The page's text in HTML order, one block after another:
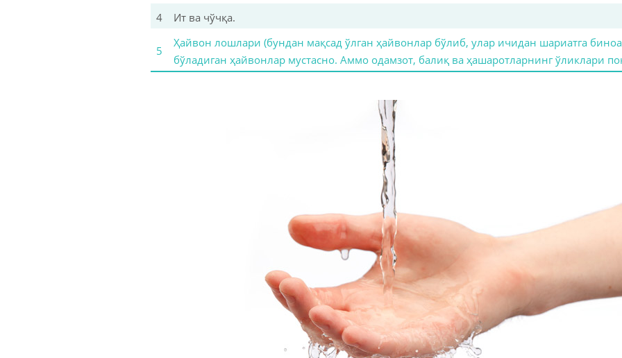
4
Ит ва чўчқа.
5
Ҳайвон лошлари (бундан мақсад ўлган ҳайвонлар бўлиб, улар ичидан шариатга
бўладиган ҳайвонлар мустасно. Аммо одамзот, балиқ ва ҳашаротларнинг ўликлари